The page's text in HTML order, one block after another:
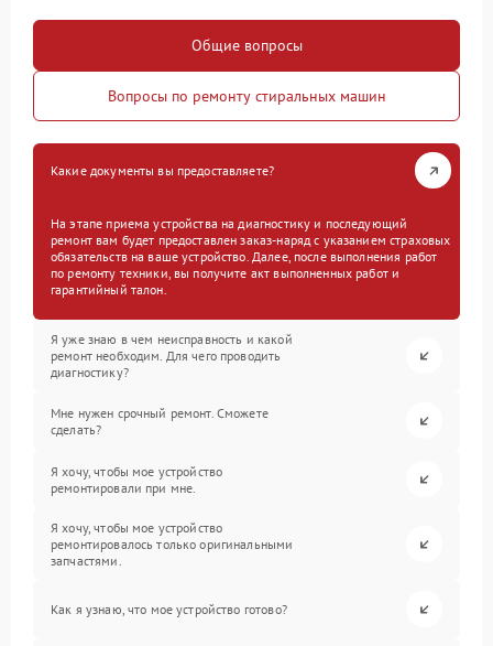
Общие вопросы
Вопросы по ремонту стиральных машин
Какие документы вы предоставляете?
На этапе приема устройства на диагностику и последующий
ремонт вам будет предоставлен заказ-наряд с указанием страховых
обязательств на ваше устройство. Далее, после выполнения работ
по ремонту техники, вы получите акт выполненных работ и
гарантийный талон.
Я уже знаю в чем неисправность и какой
ремонт необходим. Для чего проводить
диагностику?
Мне нужен срочный ремонт. Сможете
сделать?
Я хочу, чтобы мое устройство
ремонтировали при мне.
Я хочу, чтобы мое устройство
ремонтировалось только оригинальными
запчастями.
Как я узнаю, что мое устройство готово?